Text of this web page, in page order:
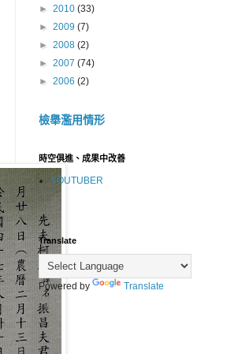
► 2010 (33)
► 2009 (7)
► 2008 (2)
► 2007 (74)
► 2006 (2)
檢舉濫用情形
時空俱進、成果中改善
YOUTUBER
Translate
Powered by Translate